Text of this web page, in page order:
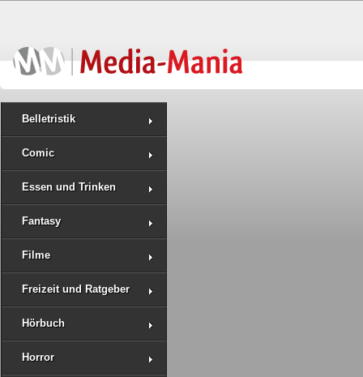
Belletristik
Comic
Essen und Trinken
Fantasy
Filme
Freizeit und Ratgeber
Hörbuch
Horror